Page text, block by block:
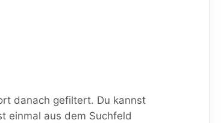
danach gefiltert. Du kannst
einmal aus dem Suchfeld